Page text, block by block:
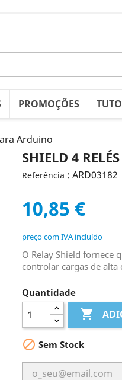
PROMOÇÕES
Arduino
SHIELD 4
Referência : ARD03182
10,85 €
preço com IVA incluído
O Relay Shield fornece
controlar cargas de
Quantidade

 Sem Stock